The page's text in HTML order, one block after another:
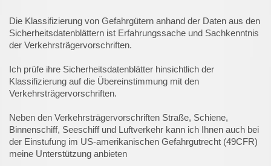
Die Klassifizierung von Gefahrgütern anhand der Daten aus den
Sicherheitsdatenblättern ist Erfahrungssache und Sachkenntnis
der Verkehrsträgervorschriften.
Ich prüfe ihre Sicherheitsdatenblätter hinsichtlich der
Klassifizierung auf die Übereinstimmung mit den
Verkehrsträgervorschriften.
Neben den Verkehrsträgervorschriften Straße, Schiene,
Binnenschiff, Seeschiff und Luftverkehr kann ich Ihnen auch bei
der Einstufung im US-amerikanischen Gefahrgutrecht (49CFR)
meine Unterstützung anbieten